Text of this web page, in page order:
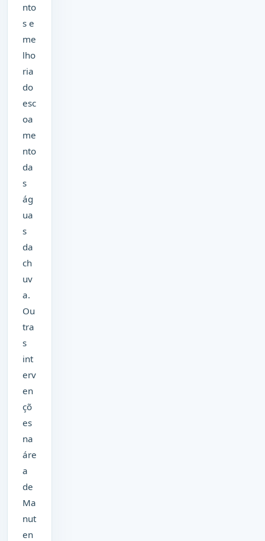
nto
s e
me
lho
ria
do
esc
oa
me
nto
da
s
ág
ua
s
da
ch
uv
a.
Ou
tra
s
int
erv
en
çõ
es
na
áre
a
de
Ma
nut
en